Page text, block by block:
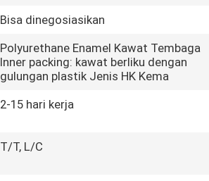
Bisa dinegosiasikan
Polyurethane Enamel Kawat Tembaga
Inner packing: kawat berliku dengan
gulungan plastik Jenis HK Kema
2-15 hari kerja
T/T, L/C